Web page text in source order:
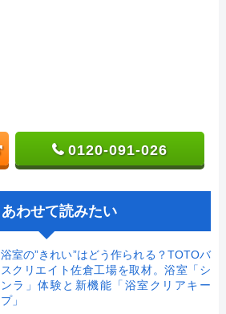
0120-091-026
あわせて読みたい
浴室の”きれい”はどう作られる？TOTOバ
スクリエイト佐倉工場を取材。浴室「シ
ンラ」体験と新機能「浴室クリアキー
プ」